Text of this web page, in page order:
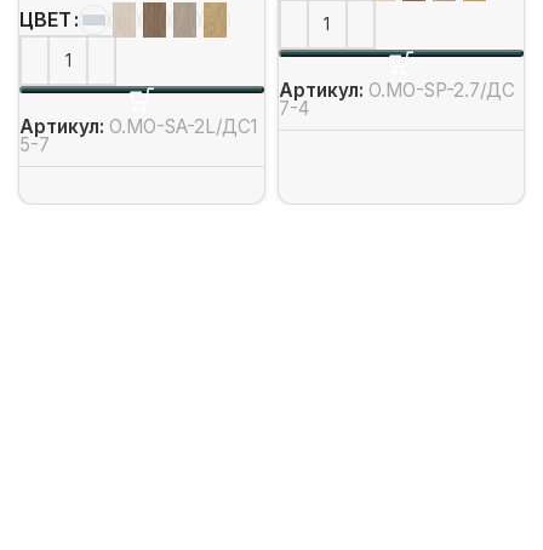
ЦВЕТ
Артикул: O.MO-SA-2L/ДС1
5-7
Артикул: O.MO-SP-2.7/ДС
7-4